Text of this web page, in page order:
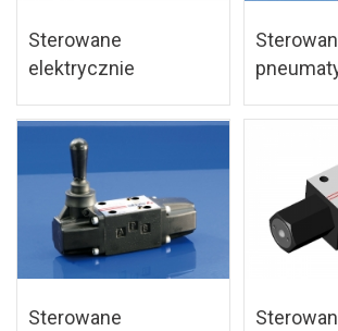
Sterowane
elektrycznie
Sterowane